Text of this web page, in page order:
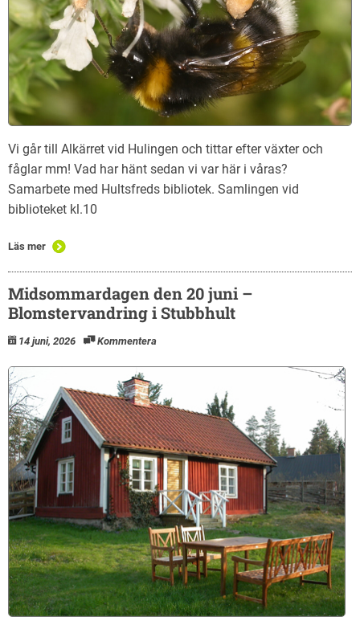
Vi går till Alkärret vid Hulingen och tittar efter växter och
fåglar mm! Vad har hänt sedan vi var här i våras?
Samarbete med Hultsfreds bibliotek. Samlingen vid
biblioteket kl.10
Läs mer
Midsommardagen den 20 juni –
Blomstervandring i Stubbhult
14 juni, 2026 Kommentera